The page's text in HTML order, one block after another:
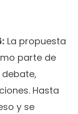
La propuesta
parte de
Hasta
y se